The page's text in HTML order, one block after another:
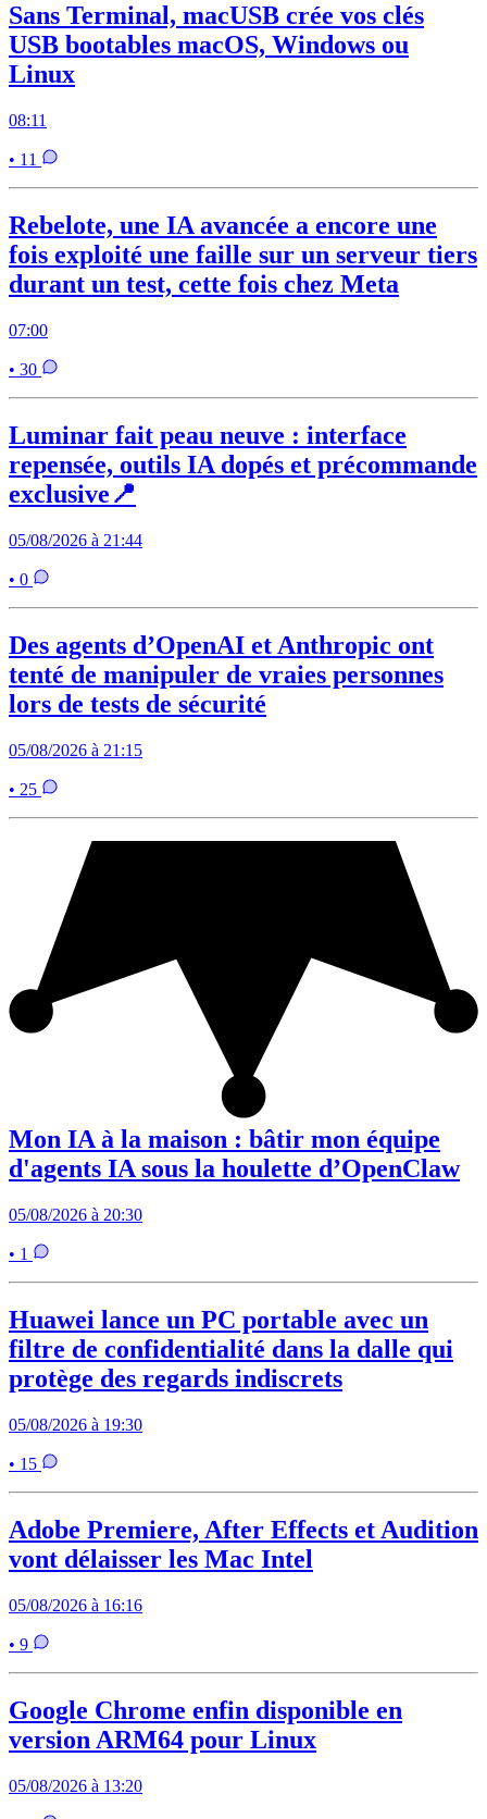
Sans Terminal, macUSB crée vos clés
USB bootables macOS, Windows ou
Linux
08:11
• 11
Rebelote, une IA avancée a encore une
fois exploité une faille sur un serveur tiers
durant un test, cette fois chez Meta
07:00
• 30
Luminar fait peau neuve : interface
repensée, outils IA dopés et précommande
exclusive📍
05/08/2026 à 21:44
• 0
Des agents d’OpenAI et Anthropic ont
tenté de manipuler de vraies personnes
lors de tests de sécurité
05/08/2026 à 21:15
• 25
Mon IA à la maison : bâtir mon équipe
d'agents IA sous la houlette d’OpenClaw
05/08/2026 à 20:30
• 1
Huawei lance un PC portable avec un
filtre de confidentialité dans la dalle qui
protège des regards indiscrets
05/08/2026 à 19:30
• 15
Adobe Premiere, After Effects et Audition
vont délaisser les Mac Intel
05/08/2026 à 16:16
• 9
Google Chrome enfin disponible en
version ARM64 pour Linux
05/08/2026 à 13:20